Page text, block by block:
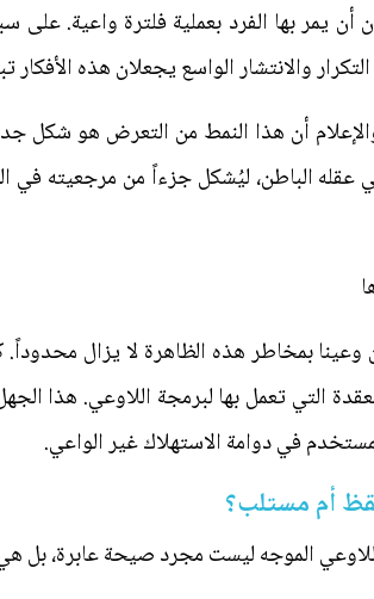
يمر بها الفرد بعملية فلترة واعية. على
والانتشار الواسع يجعلان هذه
أن هذا النمط من التعرض هو شكل
عقله الباطن، ليُشكل جزءاً من مرجعيته في
وعينا بمخاطر هذه الظاهرة لا يزال
التي تعمل بها لبرمجة اللاوعي. هذا
في دوامة الاستهلاك غير الواعي.
أم مستلب؟
الموجه ليست مجرد صيحة عابرة،